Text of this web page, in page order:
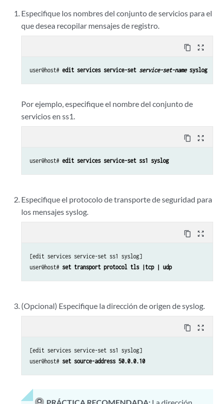
Especifique los nombres del conjunto de servicios para el
que desea recopilar mensajes de registro.
content_copy zoom_out_map
user@host# edit services service-set service-set-name syslog
Por ejemplo, especifique el nombre del conjunto de
servicios en ss1.
content_copy zoom_out_map
user@host# edit services service-set ss1 syslog
Especifique el protocolo de transporte de seguridad para
los mensajes syslog.
content_copy zoom_out_map
[edit services service-set ss1 syslog]
user@host# set transport protocol tls |tcp | udp
(Opcional) Especifique la dirección de origen de syslog.
content_copy zoom_out_map
[edit services service-set ss1 syslog]
user@host# set source-address 50.0.0.10
PRÁCTICA RECOMENDADA: La dirección